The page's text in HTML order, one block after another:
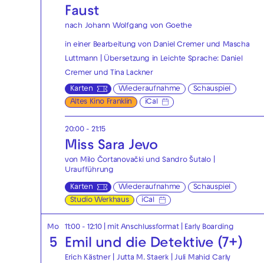
Faust
nach Johann Wolfgang von Goethe
in einer Bearbeitung von Daniel Cremer und Mascha
Luttmann | Übersetzung in Leichte Sprache: Daniel
Cremer und Tina Lackner
Karten Wiederaufnahme
Schauspiel
Altes Kino Franklin
iCal
20:00 - 21:15
Miss Sara Jevo
von Milo Čortanovački und Sandro Šutalo |
Uraufführung
Karten Wiederaufnahme
Schauspiel
Studio Werkhaus
iCal
Mo
5
11:00 - 12:10 | mit Anschlussformat| Early Boarding
Emil und die Detektive (7+)
Erich Kästner | Jutta M. Staerk | Juli Mahid Carly